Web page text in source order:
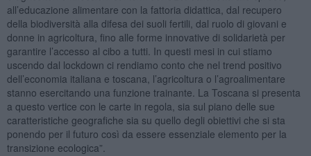
all’educazione alimentare con la fattoria didattica, dal recupero
della biodiversità alla difesa dei suoli fertili, dal ruolo di giovani e
donne in agricoltura, fino alle forme innovative di solidarietà per
garantire l’accesso al cibo a tutti. In questi mesi in cui stiamo
uscendo dal lockdown ci rendiamo conto che nel trend positivo
dell’economia italiana e toscana, l’agricoltura o l’agroalimentare
stanno esercitando una funzione trainante. La Toscana si presenta
a questo vertice con le carte in regola, sia sul piano delle sue
caratteristiche geografiche sia su quello degli obiettivi che si sta
ponendo per il futuro così da essere essenziale elemento per la
transizione ecologica”.